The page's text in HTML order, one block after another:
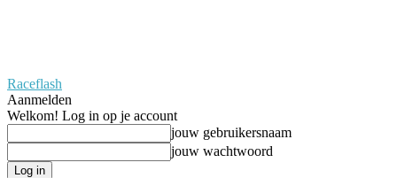
Raceflash
Aanmelden
Welkom! Log in op je account
jouw gebruikersnaam
jouw wachtwoord